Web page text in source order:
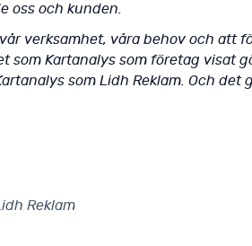
oss och kunden.
verksamhet, våra behov och att
Kartanalys som företag visat
som Lidh Reklam. Och det
Reklam